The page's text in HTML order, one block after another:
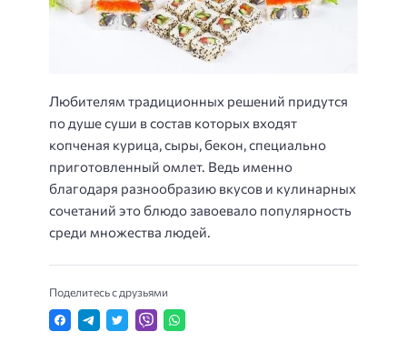
Любителям традиционных решений придутся
по душе суши в состав которых входят
копченая курица, сыры, бекон, специально
приготовленный омлет. Ведь именно
благодаря разнообразию вкусов и кулинарных
сочетаний это блюдо завоевало популярность
среди множества людей.
Поделитесь с друзьями